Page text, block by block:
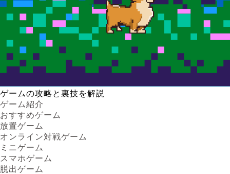
ゲームの攻略と裏技を解説
ゲーム紹介
おすすめゲーム
放置ゲーム
オンライン対戦ゲーム
ミニゲーム
スマホゲーム
脱出ゲーム